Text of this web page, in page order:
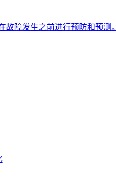
障发生之前进行预防和预测。